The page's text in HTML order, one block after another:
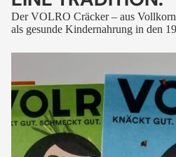
Der VOLRO Cräcker – aus
als gesunde Kindernahrung in den
FLEURS
DES
ALPES